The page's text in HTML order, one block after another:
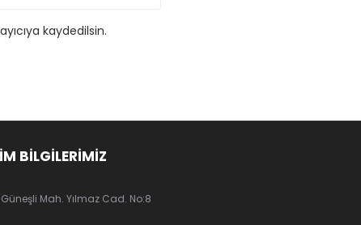
kaydedilsin.
BİLGİLERİMİZ
Güneşli Mah. Yılmaz Cad. No:8